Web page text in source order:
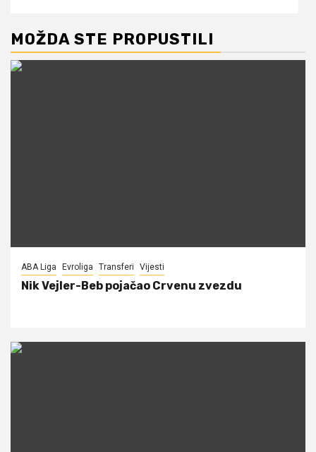
MOŽDA STE PROPUSTILI
ABA Liga Evroliga Transferi Vijesti
Nik Vejler-Beb pojačao Crvenu zvezdu